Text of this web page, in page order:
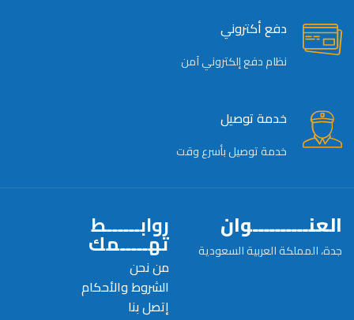
دفع أكتروني
نظام دفع إلكتروني آمن
خدمة توصيل
خدمة توصيل بأسرع وقت
العنــــــــــوان
جدة، المملكة العربية السعودية
روابــــــط
تهـــــمك
من نحن
الشروط والأحكام
إتصل بنا